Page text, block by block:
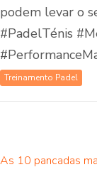
podem levar o
#PadelTénis
Treinamento Padel
As 10 pancadas